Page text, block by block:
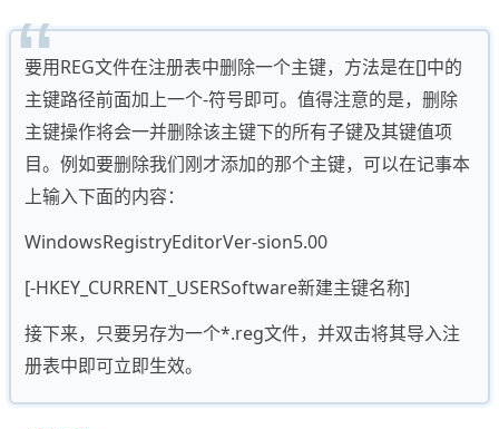
要用REG文件在注册表中删除一个主键，方法是在[]中的
主键路径前面加上一个-符号即可。值得注意的是，删除
主键操作将会一并删除该主键下的所有子键及其键值项
目。例如要删除我们刚才添加的那个主键，可以在记事本
上输入下面的内容：
WindowsRegistryEditorVer-sion5.00
[-HKEY_CURRENT_USERSoftware新建主键名称]
接下来，只要另存为一个*.reg文件，并双击将其导入注
册表中即可立即生效。